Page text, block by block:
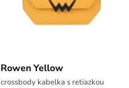
Rowen Yellow
crossbody kabelka s retiazkou